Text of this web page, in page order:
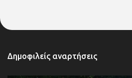
Δημοφιλείς αναρτήσεις